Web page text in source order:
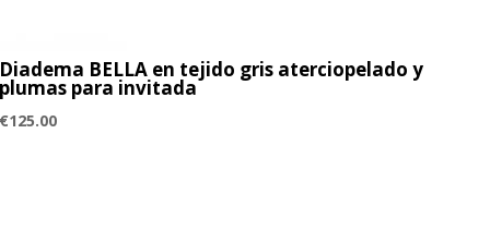
Diadema BELLA en tejido gris aterciopelado y
plumas para invitada
€125.00